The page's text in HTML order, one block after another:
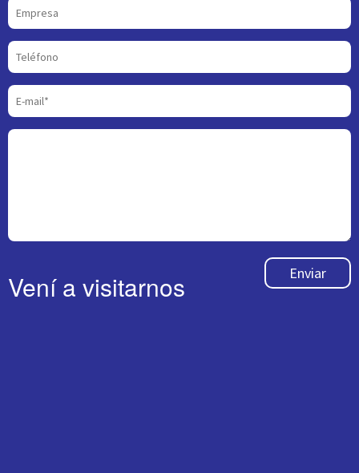
Enviar
Vení a visitarnos